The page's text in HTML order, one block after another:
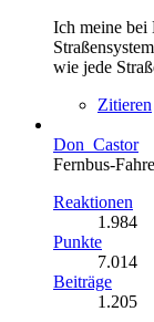
Ich meine bei
wie jede
Zitieren
Don_Castor
Fernbus-
Reaktionen
1.984
Punkte
7.014
Beiträge
1.205